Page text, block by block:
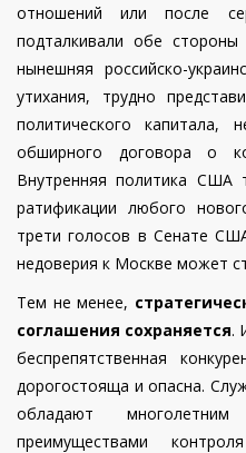
отношений или после
подталкивали обе стороны
нынешняя российско-
утихания, трудно
политического капитала,
обширного договора о
Внутренняя политика США
ратификации любого
трети голосов в Сенате
недоверия к Москве может
Тем не менее,
соглашения сохраняется.
беспрепятственная
дорогостояща и опасна.
обладают
преимуществами